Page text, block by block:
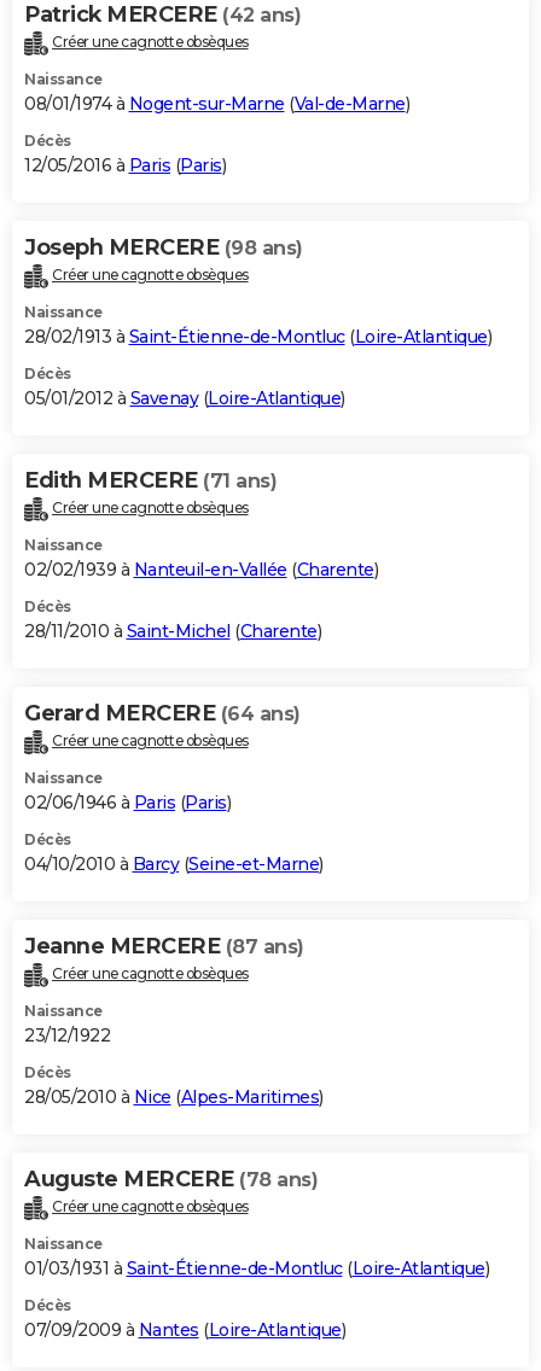
Patrick MERCERE (42 ans)
Créer une cagnotte obsèques
Naissance
08/01/1974 à Nogent-sur-Marne (Val-de-Marne)
Décès
12/05/2016 à Paris (Paris)
Joseph MERCERE (98 ans)
Créer une cagnotte obsèques
Naissance
28/02/1913 à Saint-Étienne-de-Montluc(Loire-Atlantique)
Décès
05/01/2012 à Savenay(Loire-Atlantique)
Edith MERCERE (71 ans)
Créer une cagnotte obsèques
Naissance
02/02/1939 à Nanteuil-en-Vallée (Charente)
Décès
28/11/2010 à Saint-Michel (Charente)
Gerard MERCERE (64 ans)
Créer une cagnotte obsèques
Naissance
02/06/1946 à Paris (Paris)
Décès
04/10/2010 à Barcy(Seine-et-Marne)
Jeanne MERCERE (87 ans)
Créer une cagnotte obsèques
Naissance
23/12/1922
Décès
28/05/2010 à Nice (Alpes-Maritimes)
Auguste MERCERE (78 ans)
Créer une cagnotte obsèques
Naissance
01/03/1931 à Saint-Étienne-de-Montluc(Loire-Atlantique)
Décès
07/09/2009 à Nantes (Loire-Atlantique)